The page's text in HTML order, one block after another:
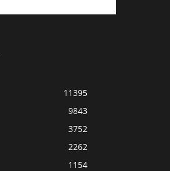
11395
9843
3752
2262
1154